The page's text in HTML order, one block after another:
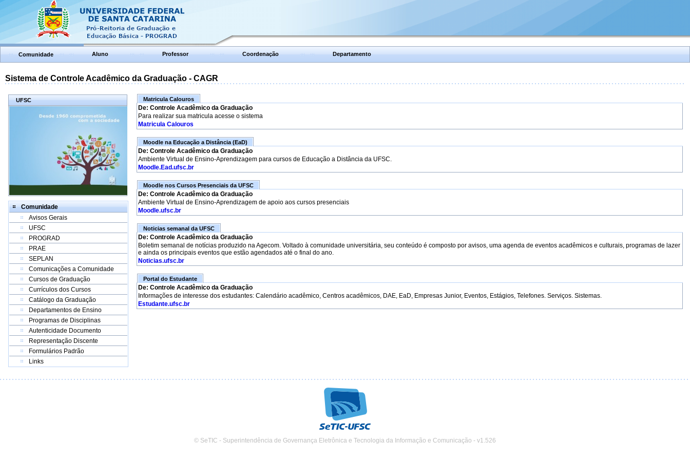
Comunidade Aluno Professor Coordenação Departamento
Sistema de Controle Acadêmico da Graduação - CAGR
UFSC
Comunidade
Avisos Gerais
UFSC
PROGRAD
PRAE
SEPLAN
Comunicações a Comunidade
Cursos de Graduação
Currículos dos Cursos
Catálogo da Graduação
Departamentos de Ensino
Programas de Disciplinas
Autenticidade Documento
Representação Discente
Formulários Padrão
Links
Matricula Calouros
De: Controle Acadêmico da Graduação
Para realizar sua matricula acesse o sistema
Matricula Calouros
Moodle na Educação a Distância (EaD)
De: Controle Acadêmico da Graduação
Ambiente Virtual de Ensino-Aprendizagem para cursos de Educação a Distância da UFSC.
Moodle.Ead.ufsc.br
Moodle nos Cursos Presenciais da UFSC
De: Controle Acadêmico da Graduação
Ambiente Virtual de Ensino-Aprendizagem de apoio aos cursos presenciais
Moodle.ufsc.br
Noticias semanal da UFSC
De: Controle Acadêmico da Graduação
Boletim semanal de notícias produzido na Agecom. Voltado à comunidade universitária, seu conteúdo é composto por avisos, uma agenda de eventos acadêmicos e culturais, programas de lazer
e ainda os principais eventos que estão agendados até o final do ano.
Noticias.ufsc.br
Portal do Estudante
De: Controle Acadêmico da Graduação
Informações de interesse dos estudantes: Calendário acadêmico, Centros acadêmicos, DAE, EaD, Empresas Junior, Eventos, Estágios, Telefones. Serviços. Sistemas.
Estudante.ufsc.br
© SeTIC - Superintendência de Governança Eletrônica e Tecnologia da Informação e Comunicação - v1.526